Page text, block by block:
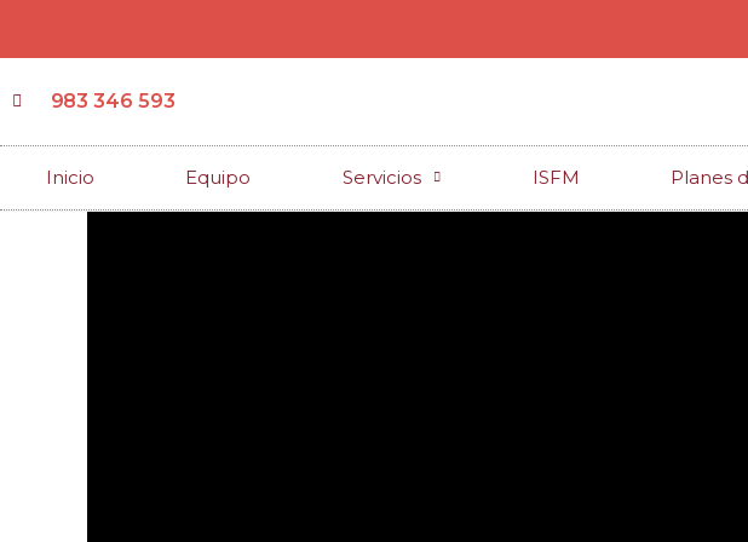
983 346 593
Inicio Equipo Servicios ISFM Planes